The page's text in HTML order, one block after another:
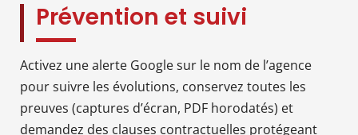
Prévention et suivi
Activez une alerte Google sur le nom de l’agence
pour suivre les évolutions, conservez toutes les
preuves (captures d’écran, PDF horodatés) et
demandez des clauses contractuelles protégeant